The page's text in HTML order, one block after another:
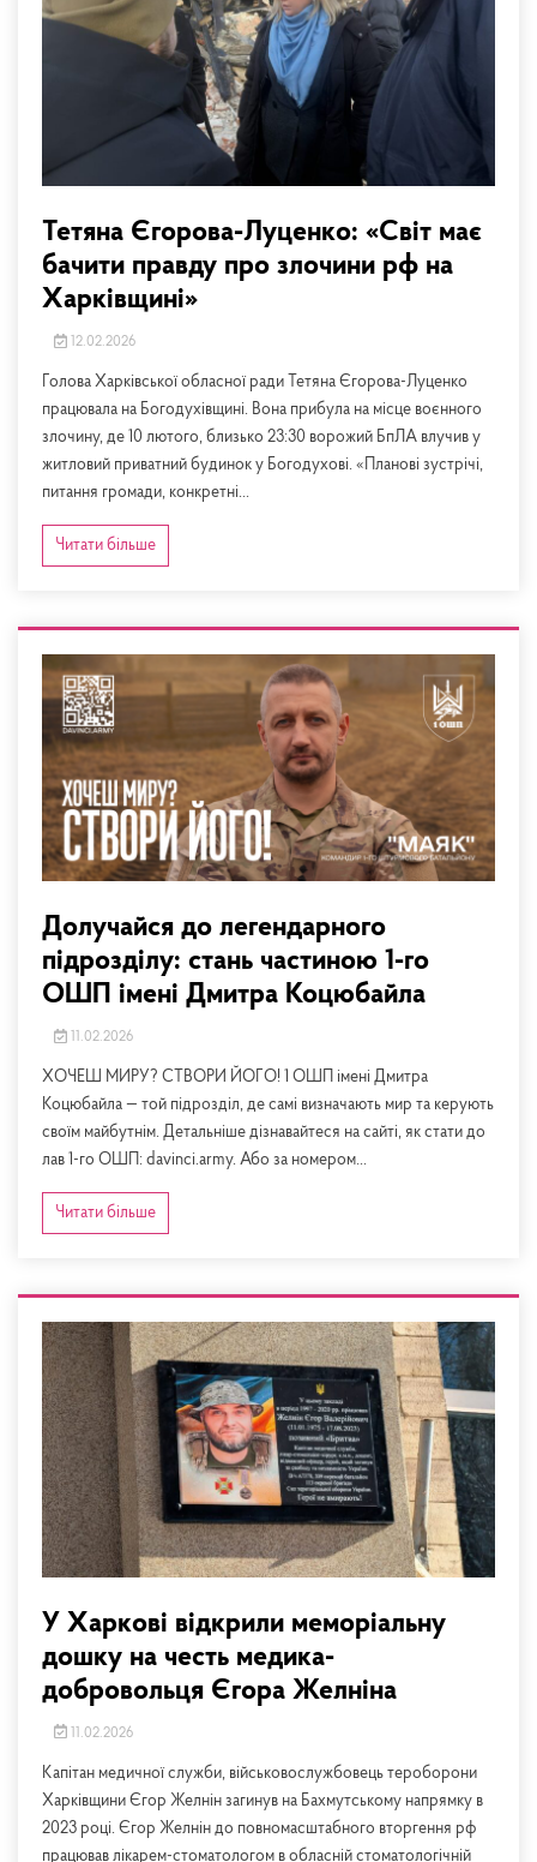
Тетяна Єгорова-Луценко: «Світ має
бачити правду про злочини рф на
Харківщині»
12.02.2026
Голова Харківської обласної ради Тетяна Єгорова-Луценко
працювала на Богодухівщині. Вона прибула на місце воєнного
злочину, де 10 лютого, близько 23:30 ворожий БпЛА влучив у
житловий приватний будинок у Богодухові. «Планові зустрічі,
питання громади, конкретні...
Читати більше
Долучайся до легендарного
підрозділу: стань частиною 1-го
ОШП імені Дмитра Коцюбайла
11.02.2026
ХОЧЕШ МИРУ? СТВОРИ ЙОГО! 1 ОШП імені Дмитра
Коцюбайла — той підрозділ, де самі визначають мир та керують
своїм майбутнім. Детальніше дізнавайтеся на сайті, як стати до
лав 1-го ОШП: davinci.army. Або за номером...
Читати більше
У Харкові відкрили меморіальну
дошку на честь медика-
добровольця Єгора Желніна
11.02.2026
Капітан медичної служби, військовослужбовець тероборони
Харківщини Єгор Желнін загинув на Бахмутському напрямку в
2023 році. Єгор Желнін до повномасштабного вторгення рф
працював лікарем-стоматологом в обласній стоматологічній